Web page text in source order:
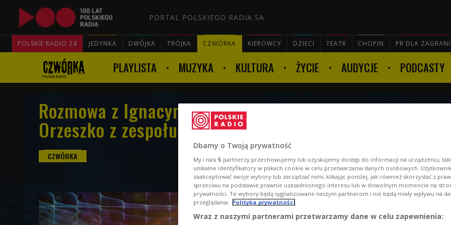
PORTAL POLSKIEGO RADIA SA
POLSKIE RADIO 24 JEDYNKA DWÓJKA TRÓJKA CZWÓRKA KIEROWCY DZIECI TEATR CHOPIN PR DLA

PLAYLISTA MUZYKA KULTURA ŻYCIE AUDYCJE PODCASTY
Rozmowa z Ignacym Macikowskim i Łukaszem
Orzeszko z zespołu Sztylety
Dbamy o Twoją prywatność
My i nasi 5 partnerzy przechowujemy lub uzyskujemy dostęp do informacji na urządzeniu,
unikalne identyfikatory w plikach cookie w celu przetwarzania danych osobowych.
zaakceptować swoje wybory lub zarządzać nimi, klikając poniżej, jak również skorzystać z
sprzeciwu na podstawie prawnie uzasadnionego interesu lub w dowolnym momencie na
prywatności. Te wybory będą sygnalizowane naszym partnerom i nie będą miały wpływu na
przeglądania.
Polityka prywatności
Wraz z naszymi partnerami przetwarzamy dane w celu zapewnienia: